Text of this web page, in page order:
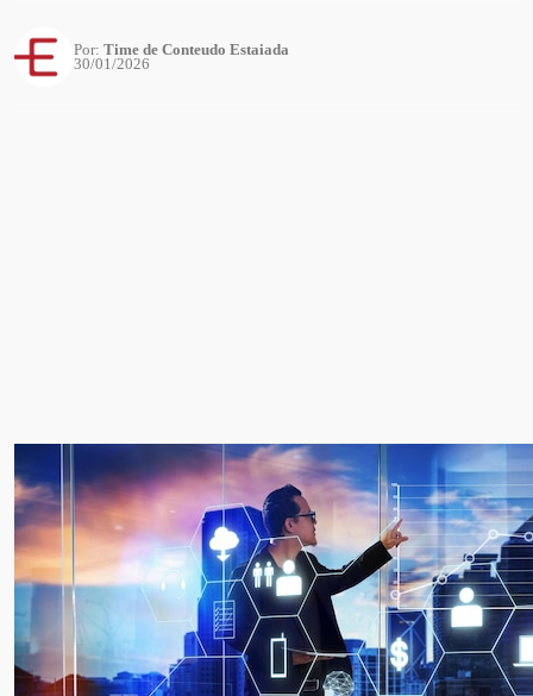
Por: Time de Conteudo Estaiada
30/01/2026